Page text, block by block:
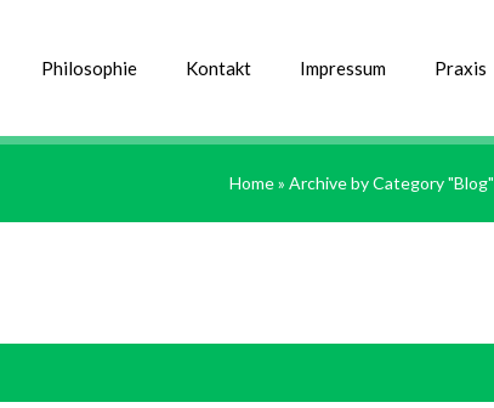
Philosophie Kontakt Impressum Praxis
Home» Archive by Category "Blog"